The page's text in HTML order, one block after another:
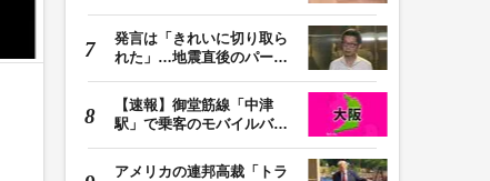
発言は「きれいに切り取ら
れた」…地震直後のパーテ
【速報】御堂筋線「中津
駅」で乗客のモバイルバッ
アメリカの連邦高裁「トラ